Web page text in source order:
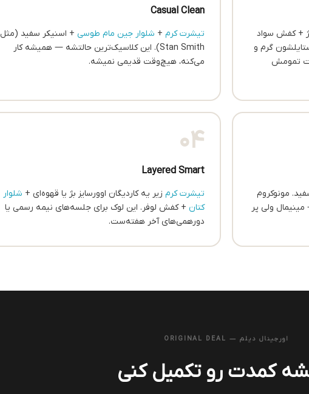
+ کفش سواد
گرم و
تمومش
Casual Clean
تیشرت کرم + شلوار جین مام طوسی + اسنیکر سفید (مثل
Stan Smith). این کلاسیک‌ترین حالتشه — همیشه کار
می‌کنه، هیچ‌وقت قدیمی نمیشه.
مونوکروم
ولی پر
04
Layered Smart
تیشرت کرم زیر یه کاردیگان اوورسایز بژ یا قهوه‌ای + شلوار
کتان + کفش لوفر. این لوک برای جلسه‌های نیمه رسمی یا
دورهمی‌های آخر هفته‌ست.
اورجینال دیلم — ORIGINAL DEAL
کمدت رو تکمیل کنی